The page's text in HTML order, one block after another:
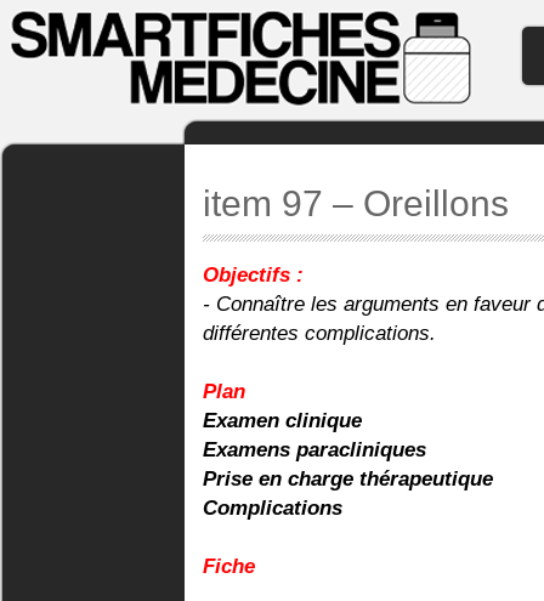
item 97 – Oreillons
Objectifs :
- Connaître les arguments en faveur
différentes complications.
Plan
Examen clinique
Examens paracliniques
Prise en charge thérapeutique
Complications
Fiche